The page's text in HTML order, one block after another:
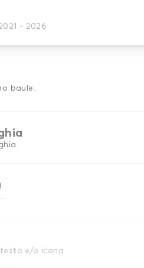
- 2026
per baule
baule.
e/o icona